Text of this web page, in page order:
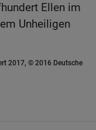
Ellen im
Unheiligen
2017, © 2016 Deutsche